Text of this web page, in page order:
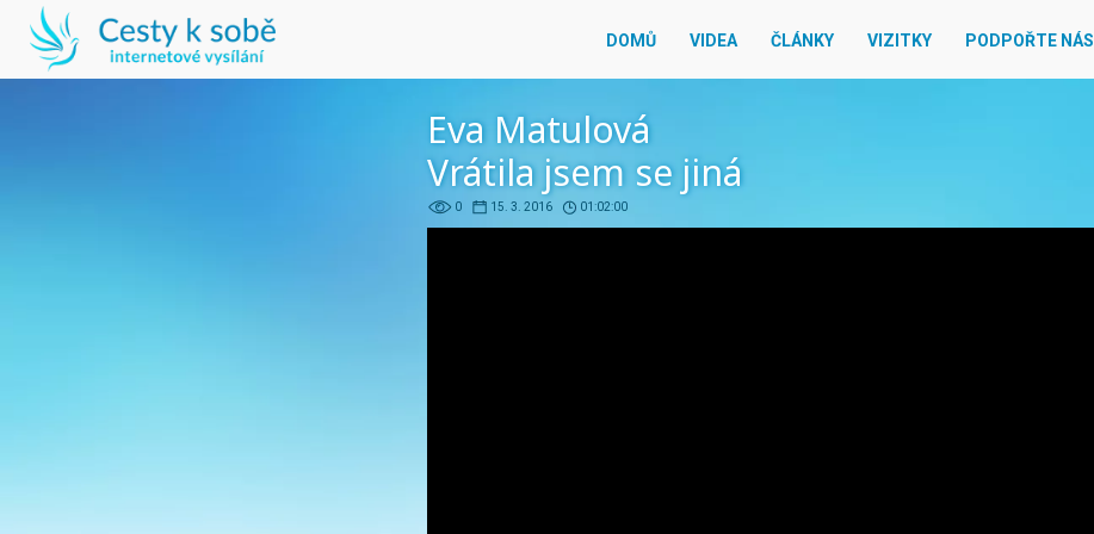
DOMŮ VIDEA ČLÁNKY VIZITKY PODPOŘTE NÁS
Eva Matulová
Vrátila jsem se jiná
0 15. 3. 2016 01:02:00